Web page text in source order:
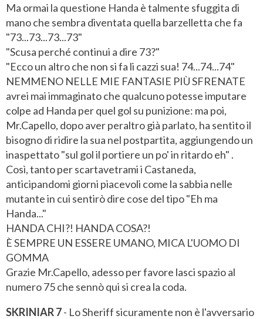
Ma ormai la questione Handa è talmente sfuggita di
mano che sembra diventata quella barzelletta che fa
"73...73...73...73"
"Scusa perché continui a dire 73?"
"Ecco un altro che non si fa li cazzi sua! 74...74...74"
NEMMENO NELLE MIE FANTASIE PIÙ SFRENATE
avrei mai immaginato che qualcuno potesse imputare
colpe ad Handa per quel gol su punizione: ma poi,
Mr.Capello, dopo aver peraltro già parlato, ha sentito il
bisogno di ridire la sua nel postpartita, aggiungendo un
inaspettato "sul gol il portiere un po' in ritardo eh" .
Così, tanto per scartavetrami i Castaneda,
anticipandomi giorni piacevoli come la sabbia nelle
mutante in cui sentirò dire cose del tipo "Eh ma
Handa..."
HANDA CHI?! HANDA COSA?!
È SEMPRE UN ESSERE UMANO, MICA L'UOMO DI
GOMMA
Grazie Mr.Capello, adesso per favore lasci spazio al
numero 75 che sennò qui si crea la coda.
SKRINIAR 7- Lo Sheriff sicuramente non è l'avversario